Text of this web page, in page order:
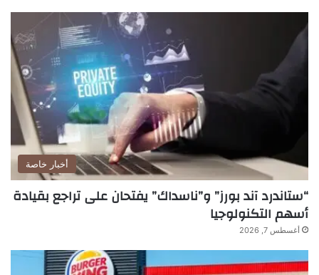
أخبار خاصة
“ستاندرد آند بورز” و”ناسداك” يفتحان على تراجع بقيادة
أسهم التكنولوجيا
أغسطس 7, 2026